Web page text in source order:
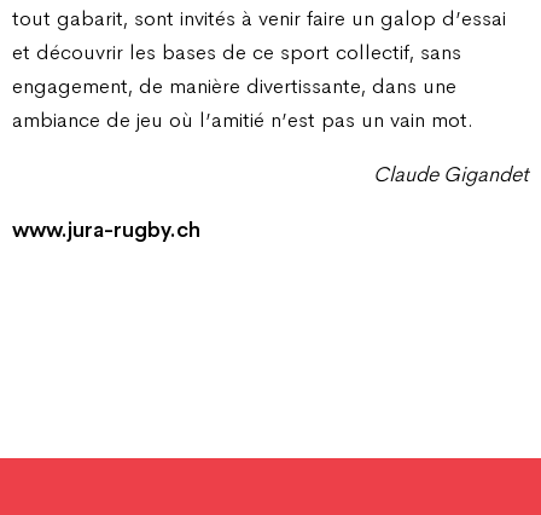
tout gabarit, sont invités à venir faire un galop d’essai
et découvrir les bases de ce sport collectif, sans
engagement, de manière divertissante, dans une
ambiance de jeu où l’amitié n’est pas un vain mot.
Claude Gigandet
www.jura-rugby.ch